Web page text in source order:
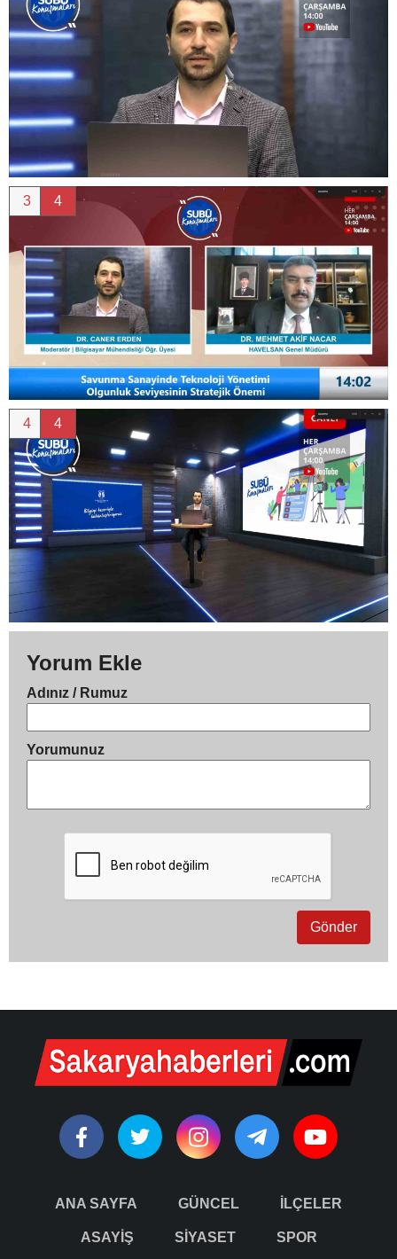
3 4
4 4
Yorum Ekle
Adınız / Rumuz
Yorumunuz
ANA SAYFA GÜNCEL İLÇELER
ASAYİŞ SİYASET SPOR